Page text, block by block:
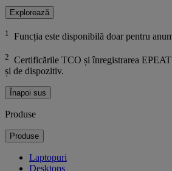
Explorează
1 Funcția este disponibilă doar pentru
2 Certificările TCO și înregistrarea
și de dispozitiv.
Înapoi sus
Produse
Produse
Laptopuri
Desktops